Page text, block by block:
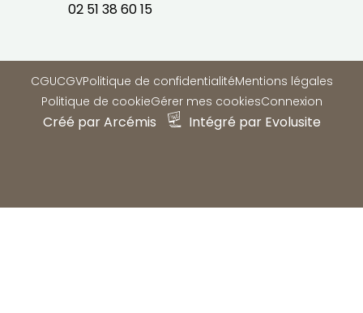
02 51 38 60 15
CGUCGVPolitique de confidentialitéMentions légales
Politique de cookieGérer mes cookiesConnexion
Créé par Arcémis Intégré par Evolusite